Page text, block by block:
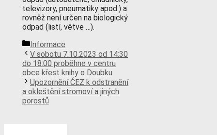
televizory, pneumatiky apod.) a
rovněž není určen na biologický
odpad (listí, větve …).
Rubriky
Informace
V sobotu 7.10.2023 od 14:30
do 18:00 proběhne v centru
obce křest knihy o Doubku
Upozornění ČEZ k odstranění
a okleštění stromoví a jiných
porostů